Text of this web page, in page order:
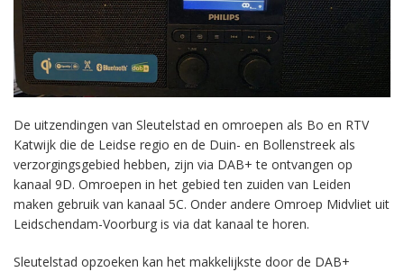
De uitzendingen van Sleutelstad en omroepen als Bo en RTV
Katwijk die de Leidse regio en de Duin- en Bollenstreek als
verzorgingsgebied hebben, zijn via DAB+ te ontvangen op
kanaal 9D. Omroepen in het gebied ten zuiden van Leiden
maken gebruik van kanaal 5C. Onder andere Omroep Midvliet uit
Leidschendam-Voorburg is via dat kanaal te horen.
Sleutelstad opzoeken kan het makkelijkste door de DAB+